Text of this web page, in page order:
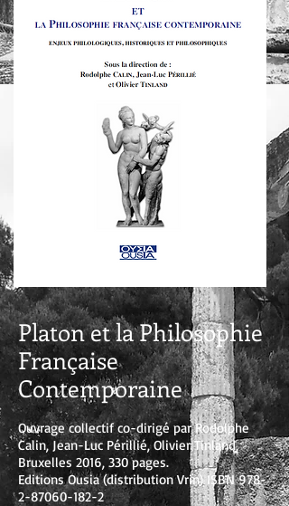
Platon et la Philosophie
Française
Contemporaine
Ouvrage collectif co-dirigé par Rodolphe
Calin, Jean-Luc Périllié, Olivier Tinland,
Bruxelles 2016, 330 pages.
Editions Ousia (distribution Vrin) ISBN978-
2-87060-182-2